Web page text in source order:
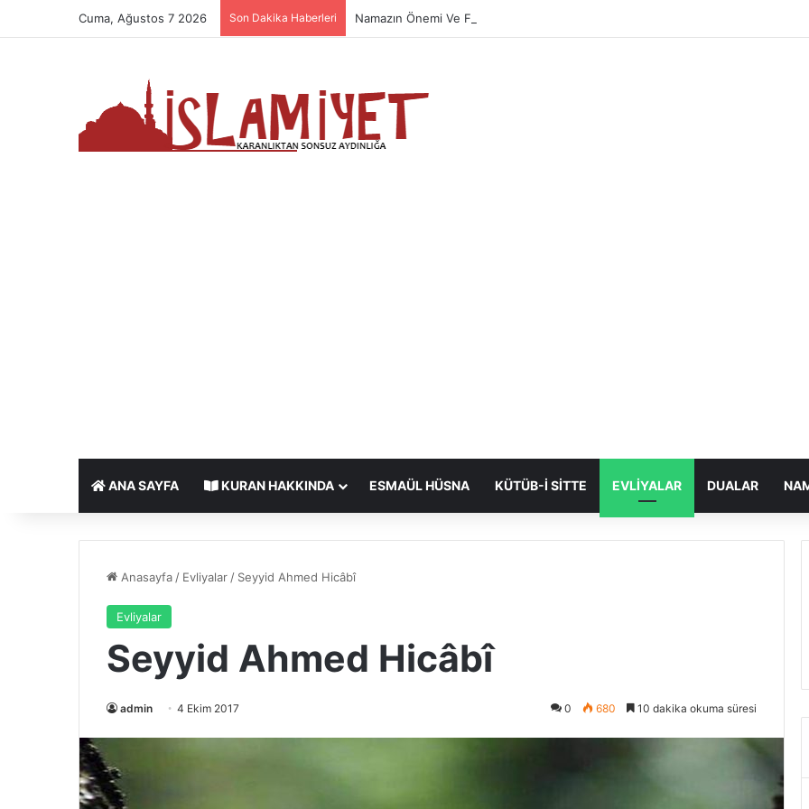
Cuma, Ağustos 7 2026 Son Dakika Haberleri Namazın Önemi Ve Fazileti
ANA SAYFA KURAN HAKKINDA ESMAÜL HÜSNA KÜTÜB-I SITTE EVLIYALAR DUALAR
Anasayfa / Evliyalar / Seyyid Ahmed Hicâbî
Evliyalar
Seyyid Ahmed Hicâbî
admin 4 Ekim 2017 0 680 10 dakika okuma süresi